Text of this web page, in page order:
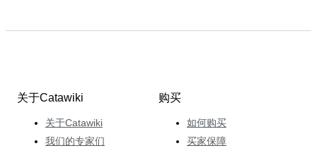
关于Catawiki
关于Catawiki
我们的专家们
购买
如何购买
买家保障